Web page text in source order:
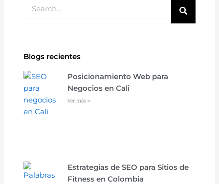
Blogs recientes
Posicionamiento Web para
Negocios en Cali
Ver más »
Estrategias de SEO para Sitios de
Fitness en Colombia